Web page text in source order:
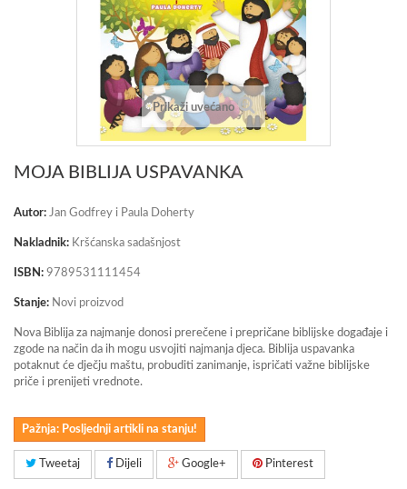
Prikaži uvećano
MOJA BIBLIJA USPAVANKA
Autor: Jan Godfrey i Paula Doherty
Nakladnik: Kršćanska sadašnjost
ISBN: 9789531111454
Stanje: Novi proizvod
Nova Biblija za najmanje donosi prerečene i prepričane biblijske događaje i
zgode na način da ih mogu usvojiti najmanja djeca. Biblija uspavanka
potaknut će dječju maštu, probuditi zanimanje, ispričati važne biblijske
priče i prenijeti vrednote.
Pažnja: Posljednji artikli na stanju!
Tweetaj Dijeli Google+ Pinterest